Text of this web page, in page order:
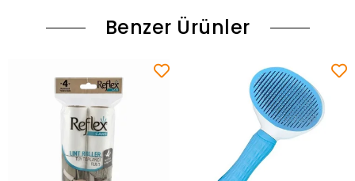
Benzer Ürünler